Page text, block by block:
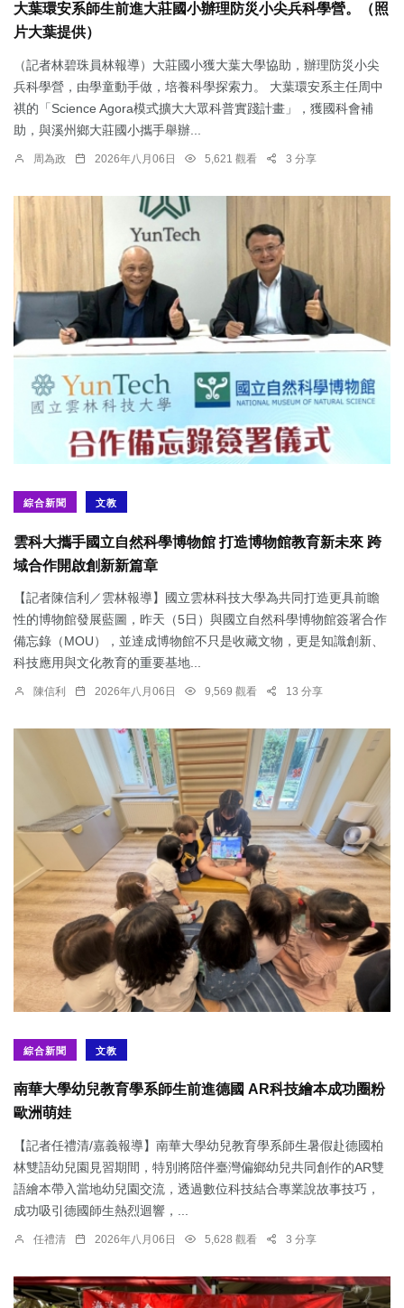
大葉環安系師生前進大莊國小辦理防災小尖兵科學營。（照
片大葉提供）
（記者林碧珠員林報導）大莊國小獲大葉大學協助，辦理防災小尖
兵科學營，由學童動手做，培養科學探索力。 大葉環安系主任周中
祺的「Science Agora模式擴大大眾科普實踐計畫」，獲國科會補
助，與溪州鄉大莊國小攜手舉辦...
周為政 2026年八月06日 5,621 觀看 3 分享
綜合新聞 文教
雲科大攜手國立自然科學博物館 打造博物館教育新未來 跨
域合作開啟創新新篇章
【記者陳信利／雲林報導】國立雲林科技大學為共同打造更具前瞻
性的博物館發展藍圖，昨天（5日）與國立自然科學博物館簽署合作
備忘錄（MOU），並達成博物館不只是收藏文物，更是知識創新、
科技應用與文化教育的重要基地...
陳信利 2026年八月06日 9,569 觀看 13 分享
綜合新聞 文教
南華大學幼兒教育學系師生前進德國 AR科技繪本成功圈粉
歐洲萌娃
【記者任禮清/嘉義報導】南華大學幼兒教育學系師生暑假赴德國柏
林雙語幼兒園見習期間，特別將陪伴臺灣偏鄉幼兒共同創作的AR雙
語繪本帶入當地幼兒園交流，透過數位科技結合專業說故事技巧，
成功吸引德國師生熱烈迴響，...
任禮清 2026年八月06日 5,628 觀看 3 分享